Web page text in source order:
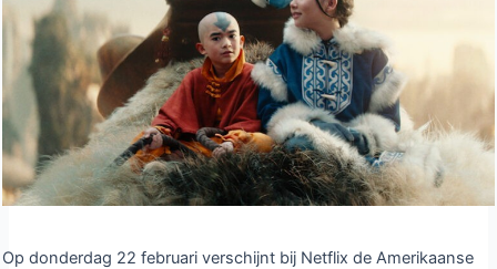
Op donderdag 22 februari verschijnt bij Netflix de Amerikaanse